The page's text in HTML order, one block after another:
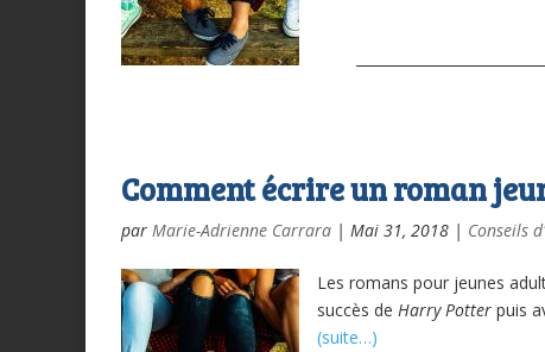
Comment écrire un roman
par Marie-Adrienne Carrara | Mai 31, 2018 | Conseils
Les romans pour jeunes
succès de Harry Potter puis
(suite…)